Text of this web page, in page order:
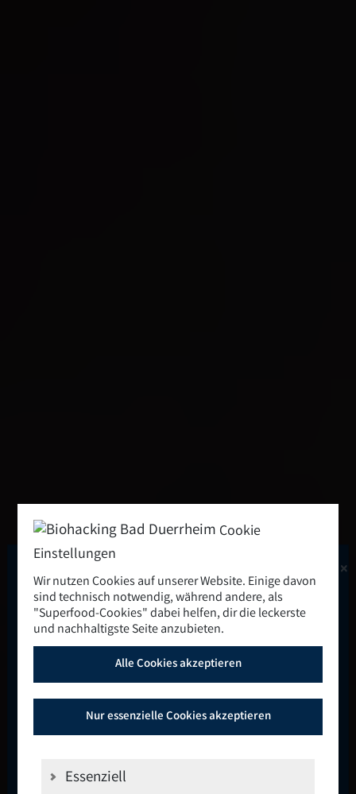
Cookie
Einstellungen
Wir nutzen Cookies auf unserer Website. Einige davon
sind technisch notwendig, während andere, als
"Superfood-Cookies" dabei helfen, dir die leckerste
und nachhaltigste Seite anzubieten.
Alle Cookies akzeptieren
Nur essenzielle Cookies akzeptieren
Essenziell
×
Das Highlight des Jahres
2026
🚨11. bis 13. September 2026
Menschen, die deine Begeisterung für